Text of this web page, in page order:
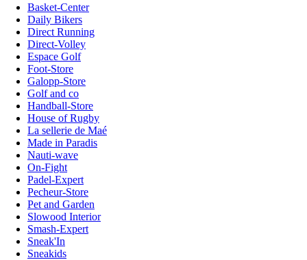
Basket-Center
Daily Bikers
Direct Running
Direct-Volley
Espace Golf
Foot-Store
Galopp-Store
Golf and co
Handball-Store
House of Rugby
La sellerie de Maé
Made in Paradis
Nauti-wave
On-Fight
Padel-Expert
Pecheur-Store
Pet and Garden
Slowood Interior
Smash-Expert
Sneak'In
Sneakids